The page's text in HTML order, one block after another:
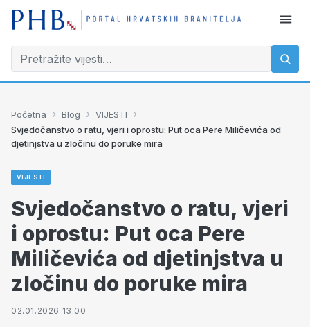
Početna › Blog › VIJESTI ›
Svjedočanstvo o ratu, vjeri i oprostu: Put oca Pere Miličevića od
djetinjstva u zločinu do poruke mira
VIJESTI
Svjedočanstvo o ratu, vjeri
i oprostu: Put oca Pere
Miličevića od djetinjstva u
zločinu do poruke mira
02.01.2026 13:00